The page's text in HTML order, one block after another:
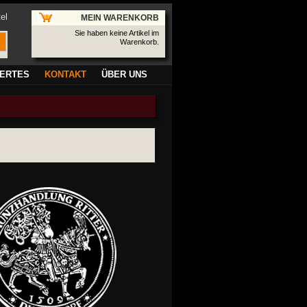
MEIN WARENKORB
Sie haben keine Artikel im
Warenkorb.
KONTAKT ÜBER UNS